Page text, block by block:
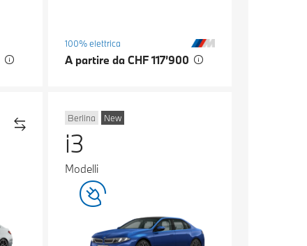
100% elettrica
A partire da CHF 117’900
Berlina New
i3
Modelli